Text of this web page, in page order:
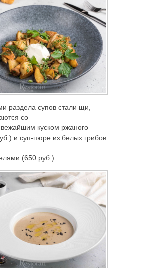
раздела супов стали щи,
со
куском ржаного
и суп-пюре из белых грибов
(650 руб.).